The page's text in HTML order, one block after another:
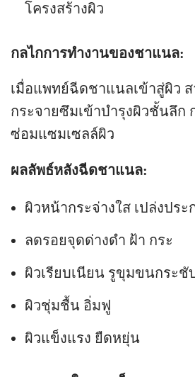
โครงสร้างผิว
กลไกการทำงานของชาแนล:
เมื่อแพทย์ฉีดชาแนลเข้าสู่ผิว ส
กระจายซึมเข้าบำรุงผิวชั้นลึก
ซ่อมแซมเซลล์ผิว
ผลลัพธ์หลังฉีดชาแนล:
ผิวหน้ากระจ่างใส เปล่งประ
ลดรอยจุดด่างดำ ฝ้า กระ
ผิวเรียบเนียน รูขุมขนกระชั
ผิวชุ่มชื้น อิ่มฟู
ผิวแข็งแรง ยืดหยุ่น